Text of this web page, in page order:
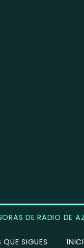
DE RADIO DE
QUE SIGUES